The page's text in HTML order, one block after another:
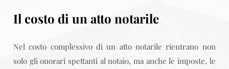
Il costo di un atto notarile
Nel costo complessivo di un atto notarile rientrano non
solo gli onorari spettanti al notaio, ma anche le imposte, le